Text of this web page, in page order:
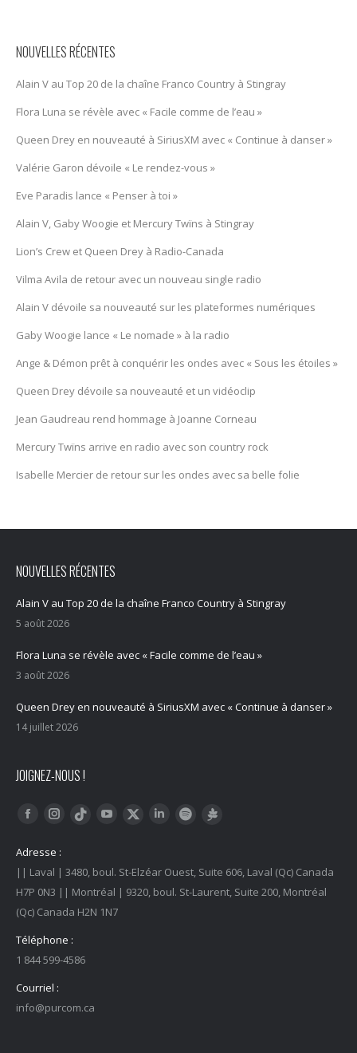
NOUVELLES RÉCENTES
Alain V au Top 20 de la chaîne Franco Country à Stingray
Flora Luna se révèle avec « Facile comme de l’eau »
Queen Drey en nouveauté à SiriusXM avec « Continue à danser »
Valérie Garon dévoile « Le rendez-vous »
Eve Paradis lance « Penser à toi »
Alain V, Gaby Woogie et Mercury Twïns à Stingray
Lion’s Crew et Queen Drey à Radio-Canada
Vilma Avila de retour avec un nouveau single radio
Alain V dévoile sa nouveauté sur les plateformes numériques
Gaby Woogie lance « Le nomade » à la radio
Ange & Démon prêt à conquérir les ondes avec « Sous les étoiles »
Queen Drey dévoile sa nouveauté et un vidéoclip
Jean Gaudreau rend hommage à Joanne Corneau
Mercury Twïns arrive en radio avec son country rock
Isabelle Mercier de retour sur les ondes avec sa belle folie
NOUVELLES RÉCENTES
Alain V au Top 20 de la chaîne Franco Country à Stingray
5 août 2026
Flora Luna se révèle avec « Facile comme de l’eau »
3 août 2026
Queen Drey en nouveauté à SiriusXM avec « Continue à danser »
14 juillet 2026
JOIGNEZ-NOUS !
Trouvez nous sur :
FacebookInstagram
Tiktok YouTubeTwitter LinkedInSpotify
Adresse :
|| Laval | 3480, boul. St-Elzéar Ouest, Suite 606, Laval (Qc) Canada
H7P 0N3 || Montréal | 9320, boul. St-Laurent, Suite 200, Montréal
(Qc) Canada H2N 1N7
Téléphone :
1 844 599-4586
Courriel :
info@purcom.ca